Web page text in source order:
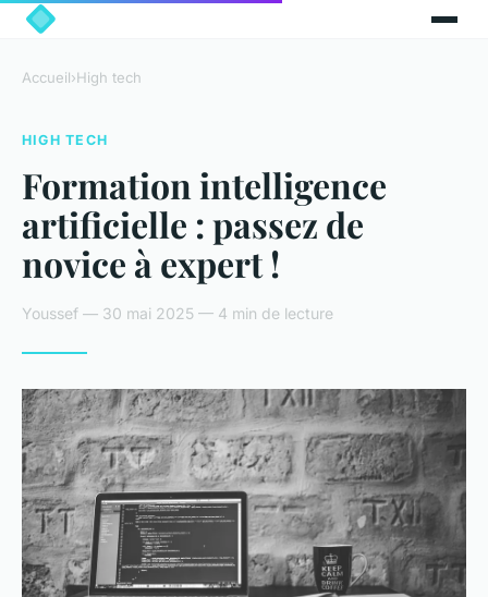
Accueil›High tech
HIGH TECH
Formation intelligence
artificielle : passez de
novice à expert !
Youssef — 30 mai 2025 — 4 min de lecture